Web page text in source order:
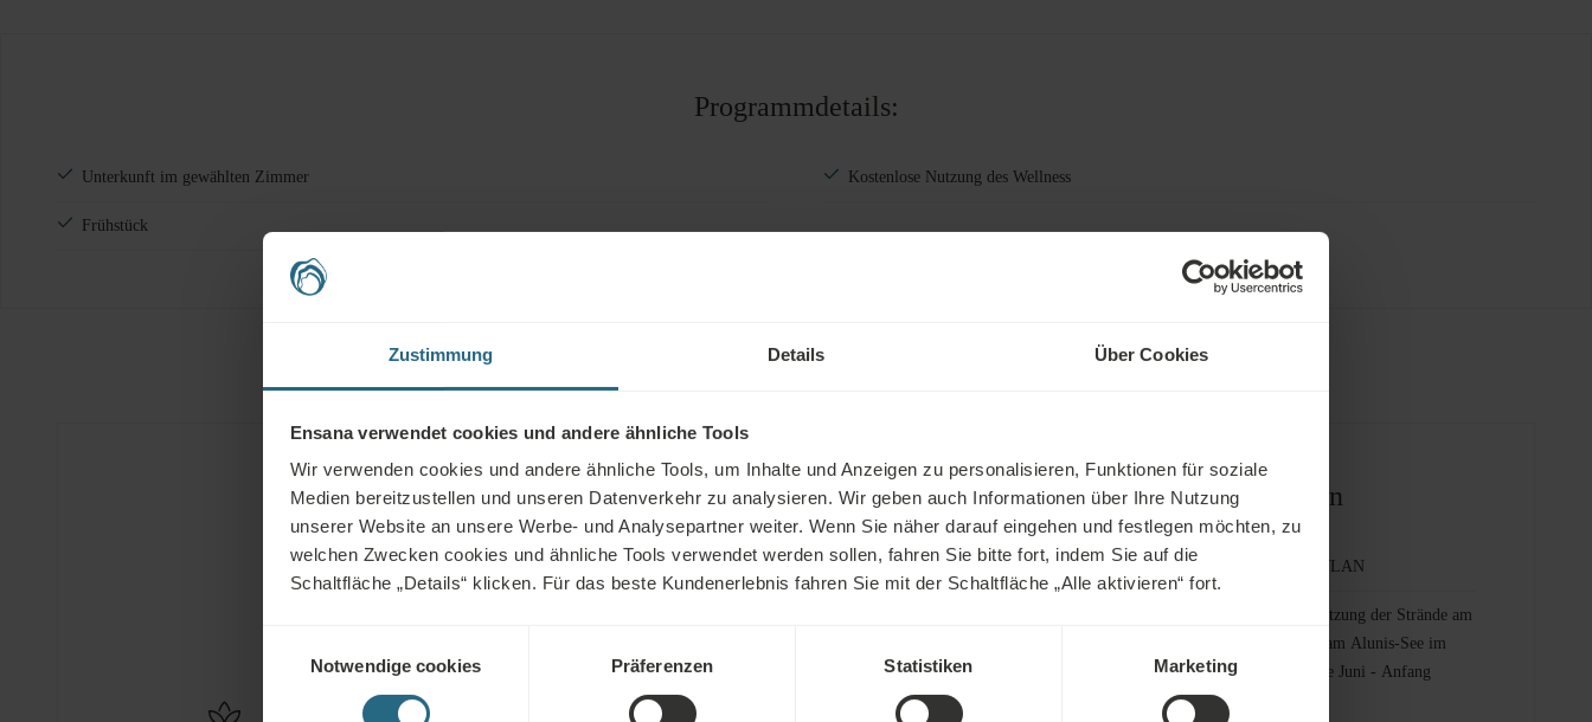
Zustimmung Details Über Cookies
Ensana verwendet cookies und andere ähnliche Tools
Wir verwenden cookies und andere ähnliche Tools, um Inhalte und Anzeigen zu personalisieren, Funktionen für soziale
Medien bereitzustellen und unseren Datenverkehr zu analysieren. Wir geben auch Informationen über Ihre Nutzung
unserer Website an unsere Werbe- und Analysepartner weiter. Wenn Sie näher darauf eingehen und festlegen möchten, zu
welchen Zwecken cookies und ähnliche Tools verwendet werden sollen, fahren Sie bitte fort, indem Sie auf die
Schaltfläche „Details“ klicken. Für das beste Kundenerlebnis fahren Sie mit der Schaltfläche „Alle aktivieren“ fort.
Notwendige cookies
Präferenzen Statistiken Marketing
Programmdetails:
Unterkunft im gewählten Zimmer
Frühstück
Kostenlose Nutzung des Wellness
Hotelausstattung Kostenlose Dienstleistungen
Kostenlose Nutzung des
hoteleigenen Wellness- und
Kostenlose Nutzung des
hoteleigenen Fitnessbereichs
Kostenloses WLAN
Kostenlose Nutzung der Strände am
Bärensee und am Alunis-See im
Sommer (Ende Juni - Anfang